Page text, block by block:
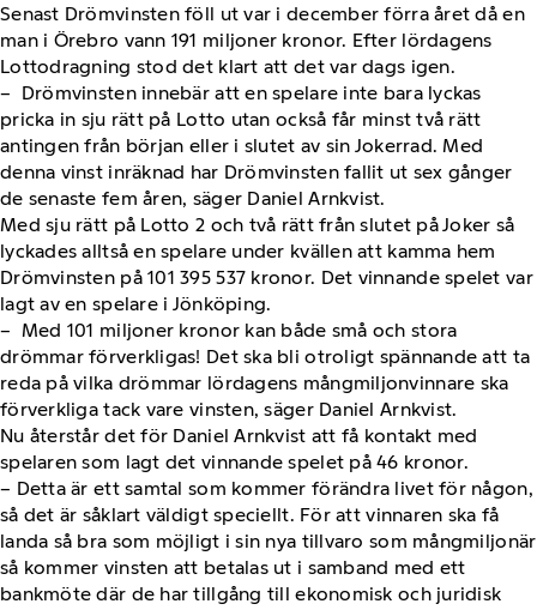
Senast Drömvinsten föll ut var i december förra året då en
man i Örebro vann 191 miljoner kronor. Efter lördagens
Lottodragning stod det klart att det var dags igen.
– Drömvinsten innebär att en spelare inte bara lyckas
pricka in sju rätt på Lotto utan också får minst två rätt
antingen från början eller i slutet av sin Jokerrad. Med
denna vinst inräknad har Drömvinsten fallit ut sex gånger
de senaste fem åren, säger Daniel Arnkvist.
Med sju rätt på Lotto 2 och två rätt från slutet på Joker så
lyckades alltså en spelare under kvällen att kamma hem
Drömvinsten på 101 395 537 kronor. Det vinnande spelet var
lagt av en spelare i Jönköping.
– Med 101 miljoner kronor kan både små och stora
drömmar förverkligas! Det ska bli otroligt spännande att ta
reda på vilka drömmar lördagens mångmiljonvinnare ska
förverkliga tack vare vinsten, säger Daniel Arnkvist.
Nu återstår det för Daniel Arnkvist att få kontakt med
spelaren som lagt det vinnande spelet på 46 kronor.
– Detta är ett samtal som kommer förändra livet för någon,
så det är såklart väldigt speciellt. För att vinnaren ska få
landa så bra som möjligt i sin nya tillvaro som mångmiljonär
så kommer vinsten att betalas ut i samband med ett
bankmöte där de har tillgång till ekonomisk och juridisk